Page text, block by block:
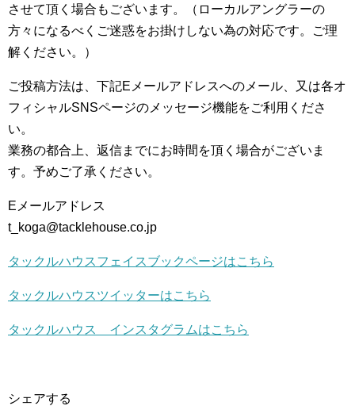
させて頂く場合もございます。（ローカルアングラーの
方々になるべくご迷惑をお掛けしない為の対応です。ご理
解ください。）
ご投稿方法は、下記Eメールアドレスへのメール、又は各オ
フィシャルSNSページのメッセージ機能をご利用くださ
い。
業務の都合上、返信までにお時間を頂く場合がございま
す。予めご了承ください。
Eメールアドレス
t_koga@tacklehouse.co.jp
タックルハウスフェイスブックページはこちら
タックルハウスツイッターはこちら
タックルハウス インスタグラムはこちら
シェアする